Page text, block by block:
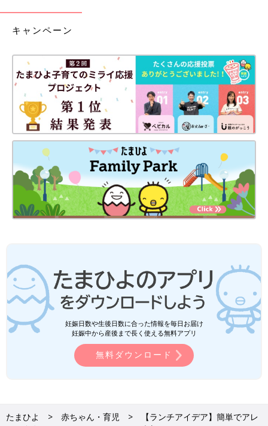
キャンペーン
妊娠日数や生後日数に合った情報を毎日お届け
妊娠中から産後まで長く使える無料アプリ
無料ダウンロード
たまひよ 赤ちゃん・育児
【ランチアイデア】簡単でアレ